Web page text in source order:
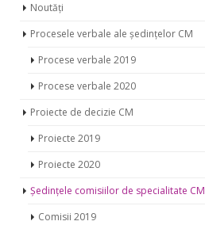
Noutăți
Procesele verbale ale ședințelor CM
Procese verbale 2019
Procese verbale 2020
Proiecte de decizie CM
Proiecte 2019
Proiecte 2020
Ședințele comisiilor de specialitate CM
Comisii 2019